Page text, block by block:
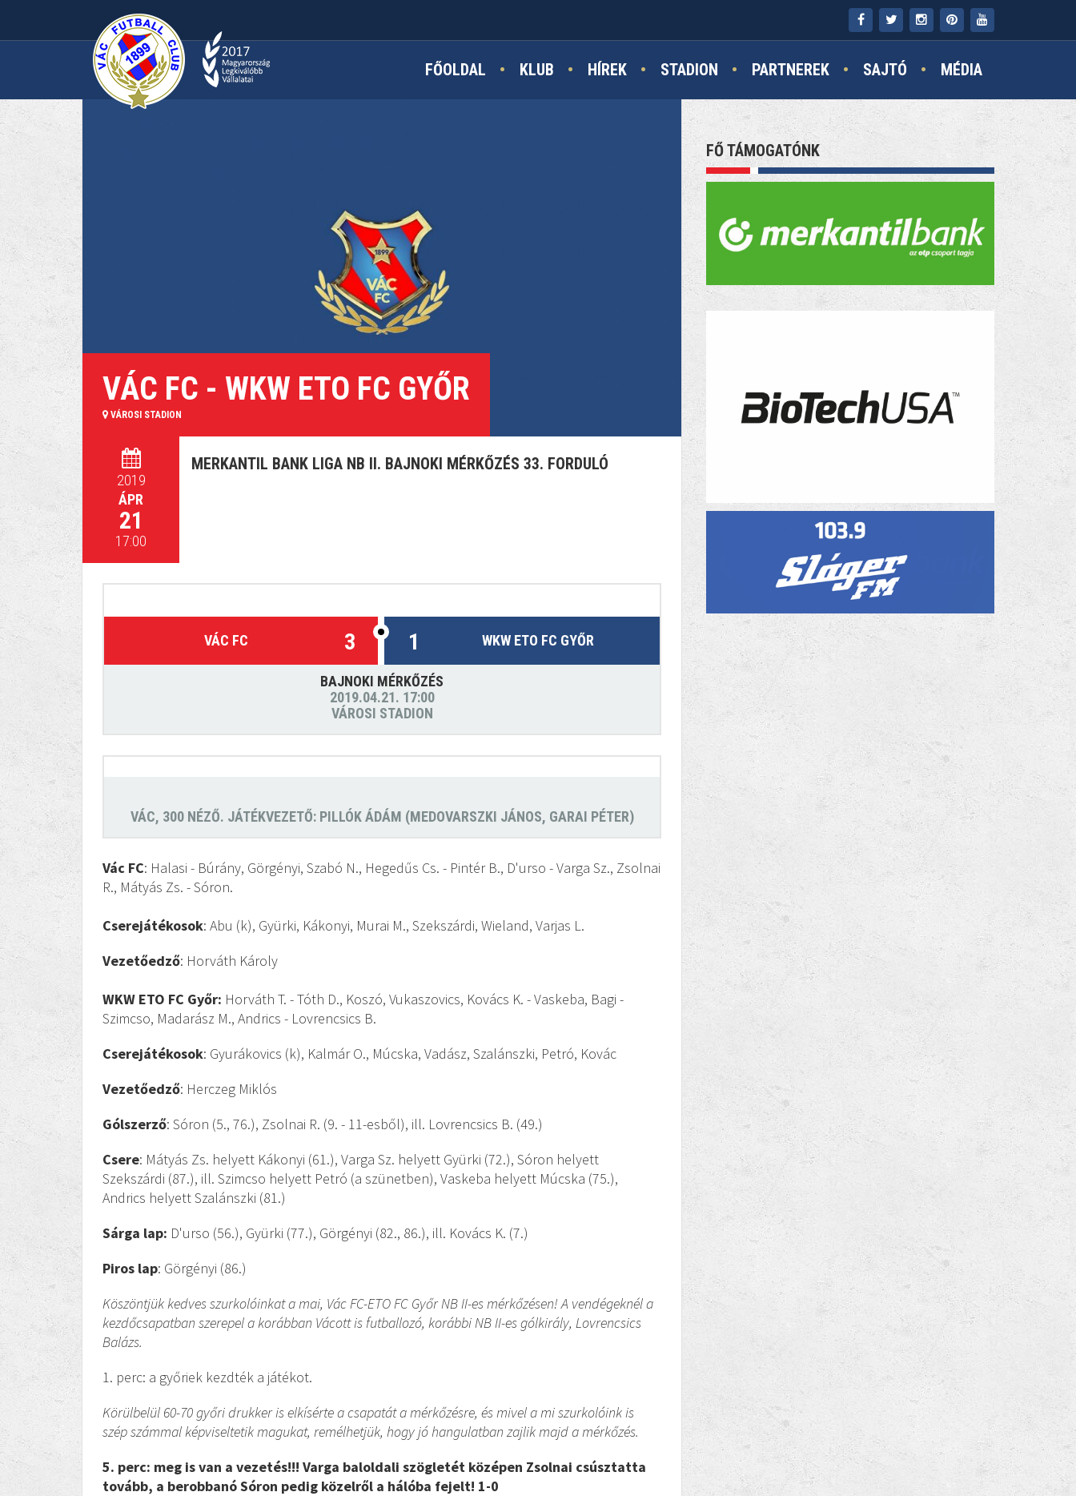
FŐOLDAL KLUB HÍREK STADION PARTNEREK SAJTÓ MÉDIA
VÁC FC - WKW ETO FC GYŐR
VÁROSI STADION
2019
ÁPR
21
17:00
MERKANTIL BANK LIGA NB II. BAJNOKI MÉRKŐZÉS 33. FORDULÓ
3
VÁC FC 1 WKW ETO FC GYŐR
BAJNOKI MÉRKŐZÉS
2019.04.21. 17:00
VÁROSI STADION
VÁC, 300 NÉZŐ. JÁTÉKVEZETŐ: PILLÓK ÁDÁM (MEDOVARSZKI JÁNOS, GARAI PÉTER)
Vác FC: Halasi - Búrány, Görgényi, Szabó N., Hegedűs Cs. - Pintér B., D'urso - Varga Sz., Zsolnai
R., Mátyás Zs. - Sóron.
Cserejátékosok: Abu (k), Gyürki, Kákonyi, Murai M., Szekszárdi, Wieland, Varjas L.
Vezetőedző: Horváth Károly
WKW ETO FC Győr: Horváth T. - Tóth D., Koszó, Vukaszovics, Kovács K. - Vaskeba, Bagi -
Szimcso, Madarász M., Andrics - Lovrencsics B.
Cserejátékosok: Gyurákovics (k), Kalmár O., Múcska, Vadász, Szalánszki, Petró, Kovác
Vezetőedző: Herczeg Miklós
Gólszerző: Sóron (5., 76.), Zsolnai R. (9. - 11-esből), ill. Lovrencsics B. (49.)
Csere: Mátyás Zs. helyett Kákonyi (61.), Varga Sz. helyett Gyürki (72.), Sóron helyett
Szekszárdi (87.), ill. Szimcso helyett Petró (a szünetben), Vaskeba helyett Múcska (75.),
Andrics helyett Szalánszki (81.)
Sárga lap: D'urso (56.), Gyürki (77.), Görgényi (82., 86.), ill. Kovács K. (7.)
Piros lap: Görgényi (86.)
Köszöntjük kedves szurkolóinkat a mai, Vác FC-ETO FC Győr NB II-es mérkőzésen! A vendégeknél a
kezdőcsapatban szerepel a korábban Vácott is futballozó, korábbi NB II-es gólkirály, Lovrencsics
Balázs.
1. perc: a győriek kezdték a játékot.
Körülbelül 60-70 győri drukker is elkísérte a csapatát a mérkőzésre, és mivel a mi szurkolóink is
szép számmal képviseltetik magukat, remélhetjük, hogy jó hangulatban zajlik majd a mérkőzés.
5. perc: meg is van a vezetés!!! Varga baloldali szögletét középen Zsolnai csúsztatta
tovább, a berobbanó Sóron pedig közelről a hálóba fejelt! 1-0
FŐ TÁMOGATÓNK